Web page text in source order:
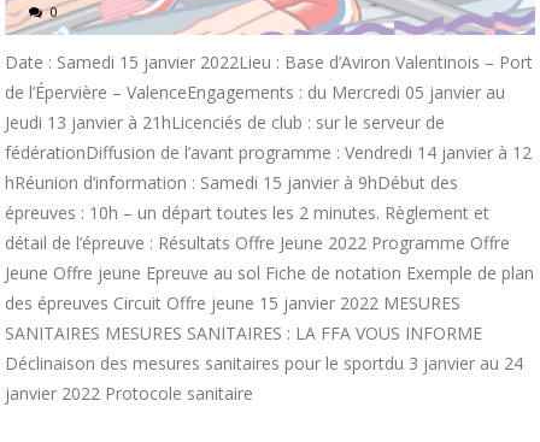
0
Date : Samedi 15 janvier 2022Lieu : Base d’Aviron Valentinois – Port
de l’Épervière – ValenceEngagements : du Mercredi 05 janvier au
Jeudi 13 janvier à 21hLicenciés de club : sur le serveur de
fédérationDiffusion de l’avant programme : Vendredi 14 janvier à 12
hRéunion d’information : Samedi 15 janvier à 9hDébut des
épreuves : 10h – un départ toutes les 2 minutes. Règlement et
détail de l’épreuve : Résultats Offre Jeune 2022 Programme Offre
Jeune Offre jeune Epreuve au sol Fiche de notation Exemple de plan
des épreuves Circuit Offre jeune 15 janvier 2022 MESURES
SANITAIRES MESURES SANITAIRES : LA FFA VOUS INFORME
Déclinaison des mesures sanitaires pour le sportdu 3 janvier au 24
janvier 2022 Protocole sanitaire